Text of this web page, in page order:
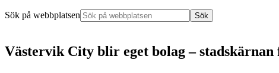
Sök på webbplatsen
Västervik City blir eget bolag –